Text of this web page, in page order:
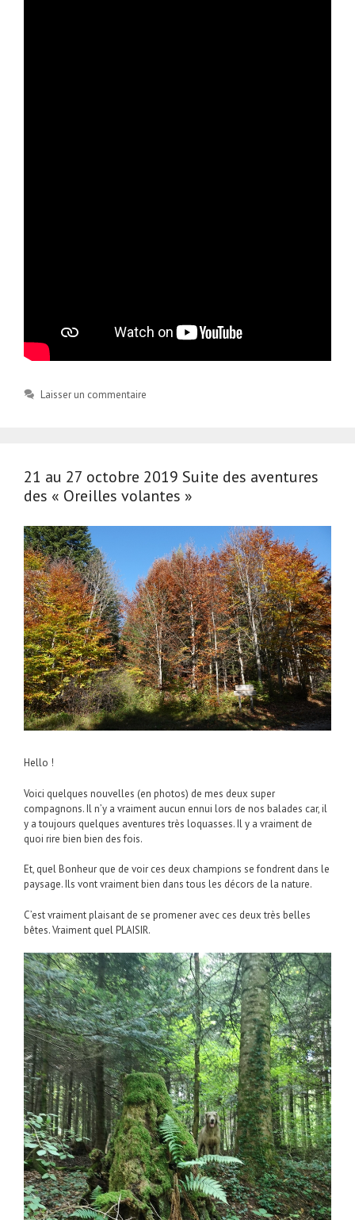
Laisser un commentaire
21 au 27 octobre 2019 Suite des aventures
des « Oreilles volantes »
Hello !
Voici quelques nouvelles (en photos) de mes deux super
compagnons. Il n’y a vraiment aucun ennui lors de nos balades car, il
y a toujours quelques aventures très loquasses. Il y a vraiment de
quoi rire bien bien des fois.
Et, quel Bonheur que de voir ces deux champions se fondrent dans le
paysage. Ils vont vraiment bien dans tous les décors de la nature.
C’est vraiment plaisant de se promener avec ces deux très belles
bêtes. Vraiment quel PLAISIR.